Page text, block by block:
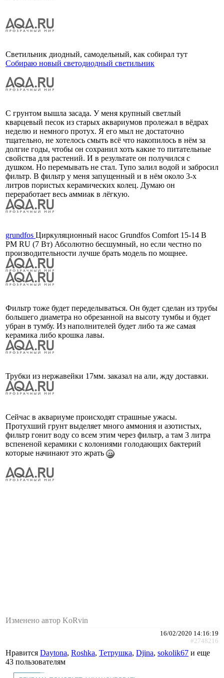
Светильник диодный, самодельный, как собирал тут
Собираю новый светодиодный светильник
С грунтом вышла засада. У меня крупный светлый
кварцевый песок из старых аквариумов пролежал в вёдрах
неделю и немного протух. Я его мыл не достаточно
тщательно, не хотелось смыть всё что накопилось в нём за
долгие годы, чтобы он сохранил хоть какие то питательные
свойства для растений. И в результате он получился с
душком. Но перемывать не стал. Тупо залил водой и забросил
фильтр. В фильтр у меня запущенный и в нём около 3-х
литров пористых керамических колец. Думаю он
переработает весь аммиак в лёгкую.
grundfos Циркуляционный насос Grundfos Comfort 15-14 B
PM RU (7 Вт) Абсолютно бесшумный, но если честно по
производительности лучше брать модель по мощнее.
Фильтр тоже будет переделываться. Он будет сделан из трубы
большего диаметра но обрезанной на высоту тумбы и будет
убран в тумбу. Из наполнителей будет либо та же самая
керамика либо крошка лавы.
Трубки из нержавейки 17мм. заказал на али, жду доставки.
Сейчас в аквариуме происходят страшные ужасы.
Протухший грунт выделяет много аммония и азотистых,
фильтр гонит воду со всем этим через фильтр, а там 3 литра
вспененой керамики с колониями голодающих бактерий
которые начинают это жрать
Изменено автор KoRvin
16/02/2020 14:16:19
#2748216
Нравится Daytona, Roshka, Тетрушка, Djina, sokolik67 и еще
43 пользователям